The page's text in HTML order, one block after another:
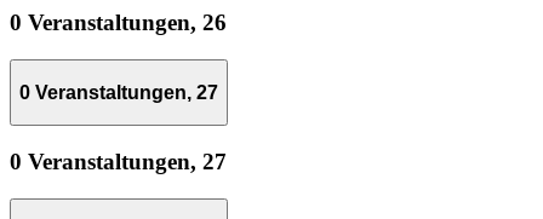
0 Veranstaltungen, 26
0 Veranstaltungen, 27
0 Veranstaltungen, 27